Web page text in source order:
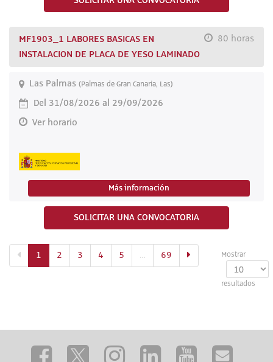
80 horas
MF1903_1 LABORES BASICAS EN
INSTALACION DE PLACA DE YESO LAMINADO
Las Palmas (Palmas de Gran Canaria, Las)
Del 31/08/2026 al 29/09/2026
Ver horario
Más información
SOLICITAR UNA CONVOCATORIA
Mostrar
resultados
1 (actual)
2 3 4 5 … 69